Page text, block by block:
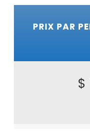
PRIX PAR
$